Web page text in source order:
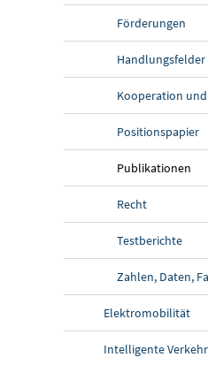
Förderungen
Kooperation
Positionspapier
Publikationen
Recht
Testberichte
Zahlen, Daten,
Elektromobilität
Intelligente